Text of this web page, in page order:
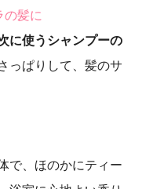
の髪に
に使うシャンプーの
っぱりして、髪のサ
で、ほのかにティー